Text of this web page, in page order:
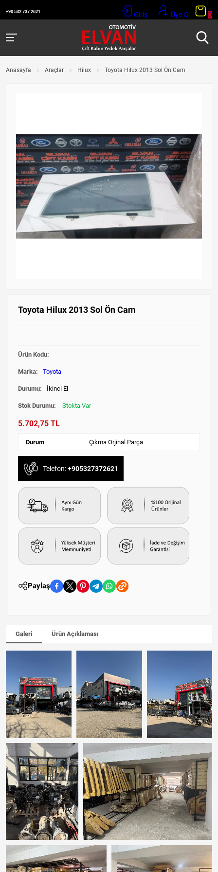
+90 532 737 2621 Giriş Üye Ol 0
Anasayfa Araçlar Hilux Toyota Hilux 2013 Sol Ön Cam
Toyota Hilux 2013 Sol Ön Cam
Ürün Kodu:
Marka: Toyota
Durumu: İkinci El
Stok Durumu: Stokta Var
5.702,75 TL
Durum Çıkma Orjinal Parça
Telefon:+905327372621
Paylaş
Galeri Ürün Açıklaması